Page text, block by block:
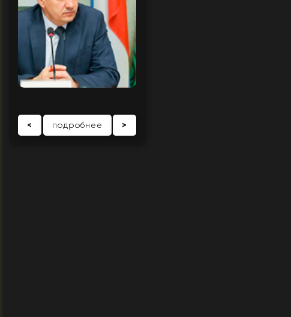
< подробнее >